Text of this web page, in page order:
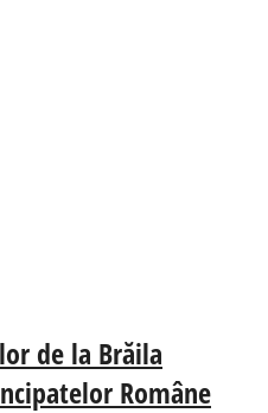
de la Brăila
Române